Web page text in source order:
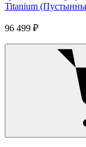
Titanium
96 499 ₽